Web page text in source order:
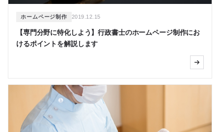
ホームページ制作 2019.12.15
【専門分野に特化しよう】行政書士のホームページ制作にお
けるポイントを解説します